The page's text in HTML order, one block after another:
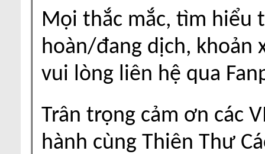
Mọi thắc mắc, tìm hiểu
hoàn/đang dịch, khoản
vui lòng liên hệ qua
Trân trọng cảm ơn các
hành cùng Thiên Thư